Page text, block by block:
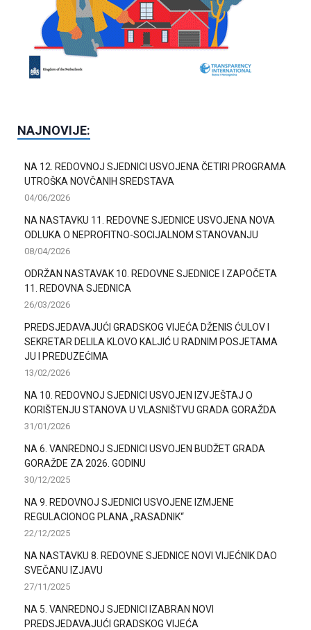
NAJNOVIJE:
NA 12. REDOVNOJ SJEDNICI USVOJENA ČETIRI PROGRAMA
UTROŠKA NOVČANIH SREDSTAVA
04/06/2026
NA NASTAVKU 11. REDOVNE SJEDNICE USVOJENA NOVA
ODLUKA O NEPROFITNO-SOCIJALNOM STANOVANJU
08/04/2026
ODRŽAN NASTAVAK 10. REDOVNE SJEDNICE I ZAPOČETA
11. REDOVNA SJEDNICA
26/03/2026
PREDSJEDAVAJUĆI GRADSKOG VIJEĆA DŽENIS ĆULOV I
SEKRETAR DELILA KLOVO KALJIĆ U RADNIM POSJETAMA
JU I PREDUZEĆIMA
13/02/2026
NA 10. REDOVNOJ SJEDNICI USVOJEN IZVJEŠTAJ O
KORIŠTENJU STANOVA U VLASNIŠTVU GRADA GORAŽDA
31/01/2026
NA 6. VANREDNOJ SJEDNICI USVOJEN BUDŽET GRADA
GORAŽDE ZA 2026. GODINU
30/12/2025
NA 9. REDOVNOJ SJEDNICI USVOJENE IZMJENE
REGULACIONOG PLANA „RASADNIK“
22/12/2025
NA NASTAVKU 8. REDOVNE SJEDNICE NOVI VIJEĆNIK DAO
SVEČANU IZJAVU
27/11/2025
NA 5. VANREDNOJ SJEDNICI IZABRAN NOVI
PREDSJEDAVAJUĆI GRADSKOG VIJEĆA